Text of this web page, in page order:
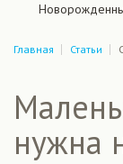
Главная Статьи
нужна